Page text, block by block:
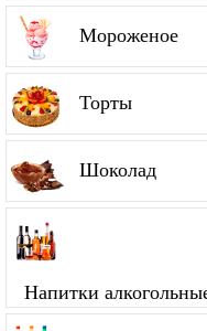
Мороженое
Торты
Шоколад
Напитки